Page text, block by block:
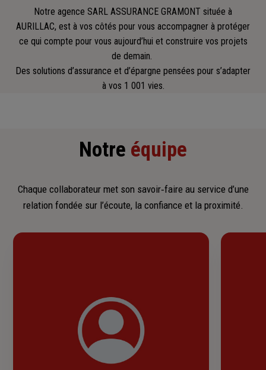
Notre agence SARL ASSURANCE GRAMONT située à
AURILLAC, est à vos côtés pour vous accompagner à protéger
ce qui compte pour vous aujourd’hui et construire vos projets
de demain.
Des solutions d’assurance et d’épargne pensées pour s’adapter
à vos 1 001 vies.
Notre équipe
Chaque collaborateur met son savoir‑faire au service d’une
relation fondée sur l’écoute, la confiance et la proximité.